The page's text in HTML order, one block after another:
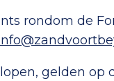
rondom de
gelden op